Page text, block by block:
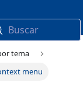
Buscar
tema
menu